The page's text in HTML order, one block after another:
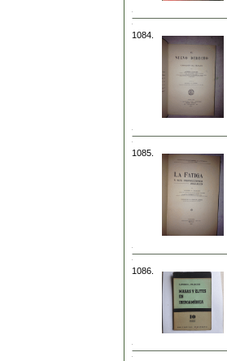
1084.
1085.
1086.